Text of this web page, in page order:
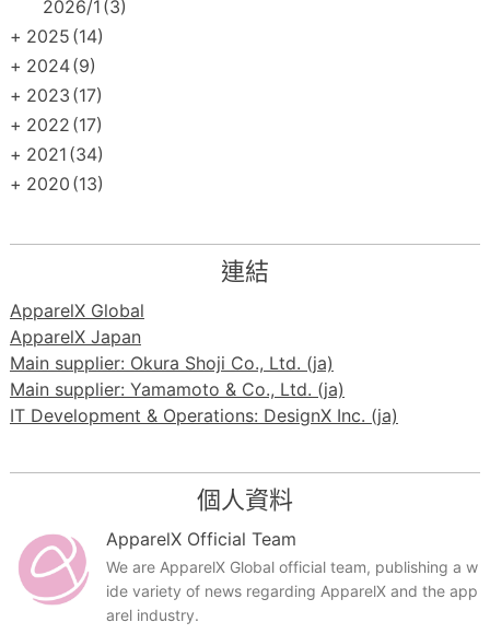
2026/1 (3)
+ 2025 (14)
+ 2024(9)
+ 2023 (17)
+ 2022 (17)
+ 2021 (34)
+ 2020 (13)
連結
ApparelX Global
ApparelX Japan
Main supplier: Okura Shoji Co., Ltd. (ja)
Main supplier: Yamamoto & Co., Ltd. (ja)
IT Development & Operations: DesignX Inc. (ja)
個人資料
ApparelX Official Team
We are ApparelX Global official team, publishing a w
ide variety of news regarding ApparelX and the app
arel industry.